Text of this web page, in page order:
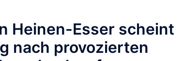
Heinen-Esser scheint
nach provozierten